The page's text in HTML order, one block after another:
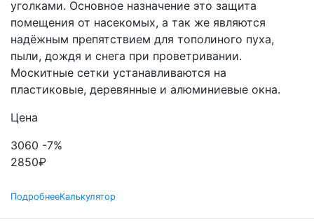
уголками. Основное назначение это защита
помещения от насекомых, а так же являются
надёжным препятствием для тополиного пуха,
пыли, дождя и снега при проветривании.
Москитные сетки устанавливаются на
пластиковые, деревянные и алюминиевые окна.
Цена
3060 -7%
2850₽
ПодробнееКалькулятор